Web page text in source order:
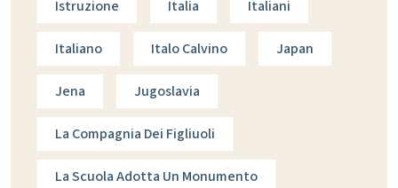
Istruzione Italia Italiani
Italiano Italo Calvino Japan
Jena Jugoslavia
La Compagnia Dei Figliuoli
La Scuola Adotta Un Monumento